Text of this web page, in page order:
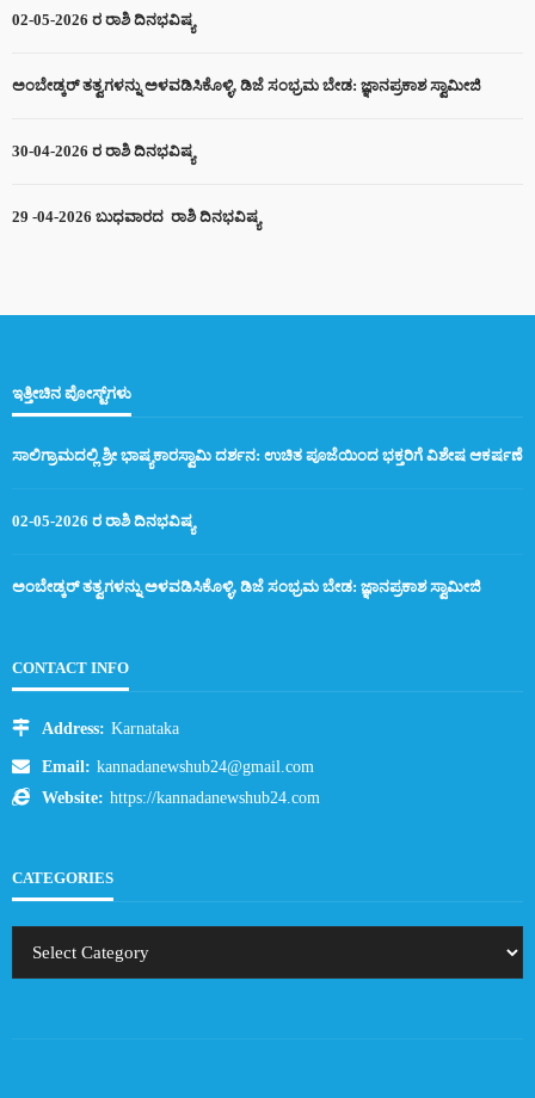
02-05-2026 ರ ರಾಶಿ ದಿನಭವಿಷ್ಯ
ಅಂಬೇಡ್ಕರ್ ತತ್ವಗಳನ್ನು ಅಳವಡಿಸಿಕೊಳ್ಳಿ, ಡಿಜೆ ಸಂಭ್ರಮ ಬೇಡ: ಜ್ಞಾನಪ್ರಕಾಶ ಸ್ವಾಮೀಜಿ
30-04-2026 ರ ರಾಶಿ ದಿನಭವಿಷ್ಯ
29 -04-2026 ಬುಧವಾರದ ರಾಶಿ ದಿನಭವಿಷ್ಯ
ಇತ್ತೀಚಿನ ಪೋಸ್ಟ್‌ಗಳು
ಸಾಲಿಗ್ರಾಮದಲ್ಲಿ ಶ್ರೀ ಭಾಷ್ಯಕಾರಸ್ವಾಮಿ ದರ್ಶನ: ಉಚಿತ ಪೂಜೆಯಿಂದ ಭಕ್ತರಿಗೆ ವಿಶೇಷ ಆಕರ್ಷಣೆ
02-05-2026 ರ ರಾಶಿ ದಿನಭವಿಷ್ಯ
ಅಂಬೇಡ್ಕರ್ ತತ್ವಗಳನ್ನು ಅಳವಡಿಸಿಕೊಳ್ಳಿ, ಡಿಜೆ ಸಂಭ್ರಮ ಬೇಡ: ಜ್ಞಾನಪ್ರಕಾಶ ಸ್ವಾಮೀಜಿ
CONTACT INFO
Address: Karnataka
Email: kannadanewshub24@gmail.com
Website: https://kannadanewshub24.com
CATEGORIES